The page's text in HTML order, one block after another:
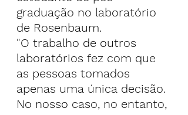
graduação no laboratório
de Rosenbaum.
"O trabalho de outros
laboratórios fez com que
as pessoas tomados
apenas uma única decisão.
No nosso caso, no entanto,